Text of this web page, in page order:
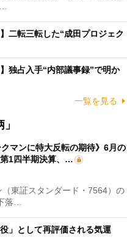
二転三転した“成田プロジェク
独占入手“内部議事録”で明か
一覧を見る
クマンに特大反転の期待》6月の
1四半期決算、…
東証スタンダード・7564）の
落…
」として再評価される気運